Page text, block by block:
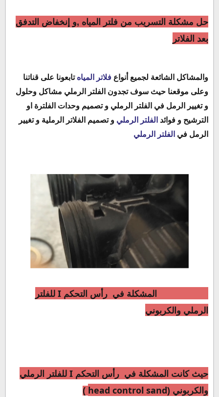
حل مشكلة التسريب من فلتر المياه ,و إنخفاض التدفق
بعد الفلاتر
و المشاكل الشائعة لجميع أنواع فلاتر المياه تابعونا على قناتنا
وعلى موقعنا حيث سوف تجدون الفلتر الرملي مشاكل وحلول
و تغيير الرمل في الفلتر الرملي و تصميم وحدات الفلترة او
الترشيح و فوائد الفلتر الرملي و تصميم الفلاتر الرملية و تغيير
الرمل في الفلتر الرملي
المشكلة في رأس التحكم I للفلتر
الرملي والكربوني
حيث كانت المشكلة في رأس التحكم I للفلتر الرملي
والكربوني (head control sand
)